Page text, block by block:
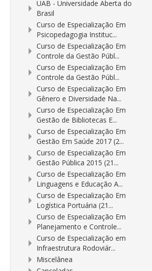
UAB - Universidade Aberta do
Brasil
Curso de Especialização Em
Psicopedagogia Instituc...
Curso de Especialização Em
Controle da Gestão Públ...
Curso de Especialização Em
Controle da Gestão Públ...
Curso de Especialização Em
Gênero e Diversidade Na...
Curso de Especialização Em
Gestão de Bibliotecas E...
Curso de Especialização Em
Gestão Em Saúde 2017 (2...
Curso de Especialização Em
Gestão Pública 2015 (21...
Curso de Especialização Em
Linguagens e Educação A...
Curso de Especialização Em
Logística Portuária (21...
Curso de Especialização Em
Planejamento e Controle...
Curso de Especialização em
Infraestrutura Rodoviár...
Miscelânea